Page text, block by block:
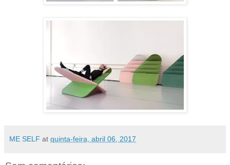
ME SELF at quinta-feira, abril 06, 2017